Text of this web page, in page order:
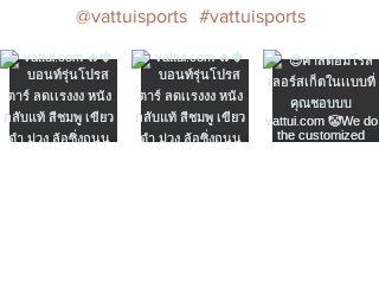
#vattuisports
@vattuisports